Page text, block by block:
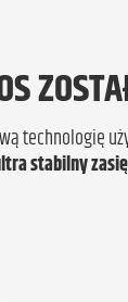
technologię
stabilny